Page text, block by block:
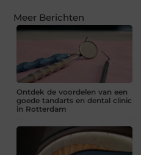
Meer Berichten
Ontdek de voordelen van een
goede tandarts en dental clinic
in Rotterdam